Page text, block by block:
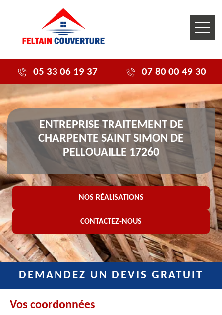
05 33 06 19 37 07 80 00 49 30
ENTREPRISE TRAITEMENT DE
CHARPENTE SAINT SIMON DE
PELLOUAILLE 17260
NOS RÉALISATIONS
CONTACTEZ-NOUS
DEMANDEZ UN DEVIS GRATUIT
Vos coordonnées